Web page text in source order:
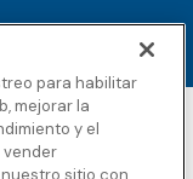
de autor
para habilitar
mejorar la
y el
vender
sitio con